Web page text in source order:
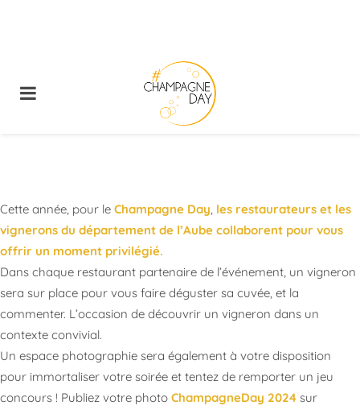
Cette année, pour le Champagne Day, les restaurateurs et les
vignerons du département de l’Aube collaborent pour vous
offrir un moment privilégié.
Dans chaque restaurant partenaire de l’événement, un vigneron
sera sur place pour vous faire déguster sa cuvée, et la
commenter. L’occasion de découvrir un vigneron dans un
contexte convivial.
Un espace photographie sera également à votre disposition
pour immortaliser votre soirée et tentez de remporter un jeu
concours ! Publiez votre photo ChampagneDay 2024 sur